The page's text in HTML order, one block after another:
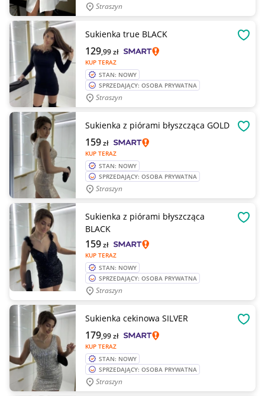
Straszyn
Sukienka true BLACK
KUP TERAZ
129,99zł
STAN: NOWY
SPRZEDAJĄCY: OSOBA PRYWATNA
Straszyn
Sukienka z piórami błyszcząca GOLD
KUP TERAZ
159zł
STAN: NOWY
SPRZEDAJĄCY: OSOBA PRYWATNA
Straszyn
Sukienka z piórami błyszcząca
BLACK
KUP TERAZ
159zł
STAN: NOWY
SPRZEDAJĄCY: OSOBA PRYWATNA
Straszyn
Sukienka cekinowa SILVER
KUP TERAZ
179,99zł
STAN: NOWY
SPRZEDAJĄCY: OSOBA PRYWATNA
Straszyn